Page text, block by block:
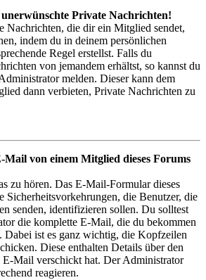
Private Nachrichten!
Nachrichten, die dir ein Mitglied sendet,
indem du in deinem persönlichen
Regel erstellst. Falls du
von jemandem erhältst, so kannst du
melden. Dieser kann dem
dann verbieten, Private Nachrichten zu
Mail von einem Mitglied dieses Forums
zu hören. Das E-Mail-Formular dieses
Sicherheitsvorkehrungen, die Benutzer, die
senden, identifizieren sollen. Du solltest
die komplette E-Mail, die du bekommen
Dabei ist es ganz wichtig, die Kopfzeilen
Diese enthalten Details über den
E-Mail verschickt hat. Der Administrator
reagieren.